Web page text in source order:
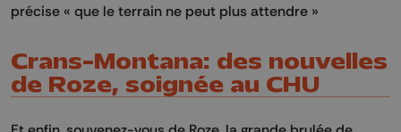
précise « que le terrain ne peut plus attendre »
Crans-Montana: des nouvelles
de Roze, soignée au CHU